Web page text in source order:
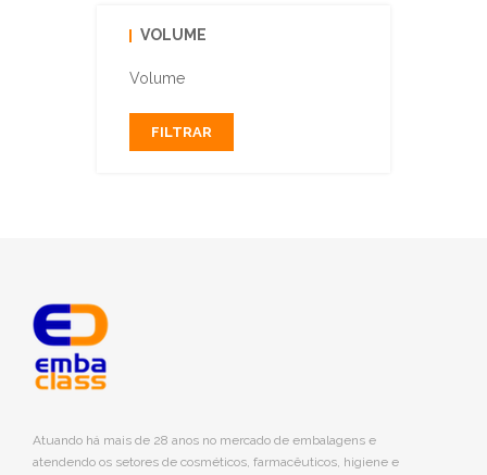
VOLUME
Volume
FILTRAR
Atuando há mais de 28 anos no mercado de embalagens e
atendendo os setores de cosméticos, farmacêuticos, higiene e